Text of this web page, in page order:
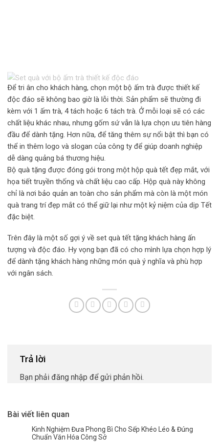
Để tri ân cho khách hàng, chọn một bộ ấm trà được thiết kế
độc đáo sẽ không bao giờ là lỗi thời. Sản phẩm sẽ thường đi
kèm với 1 ấm trà, 4 tách hoặc 6 tách trà. Ở mỗi loại sẽ có các
chất liệu khác nhau, nhưng gốm sứ vẫn là lựa chọn ưu tiên hàng
đầu để dành tặng. Hơn nữa, để tăng thêm sự nổi bật thì bạn có
thể in thêm logo và slogan của công ty để giúp doanh nghiệp
dễ dàng quảng bá thương hiệu.
Bộ quà tặng được đóng gói trong một hộp quà tết đẹp mắt, với
họa tiết truyền thống và chất liệu cao cấp. Hộp quà này không
chỉ là nơi bảo quản an toàn cho sản phẩm mà còn là một món
quà trang trí đẹp mắt có thể giữ lại như một kỷ niệm của dịp Tết
đặc biệt.
Trên đây là một số gợi ý về set quà tết tặng khách hàng ấn
tượng và độc đáo. Hy vọng bạn đã có cho mình lựa chọn hợp lý
để dành tặng khách hàng những món quà ý nghĩa và phù hợp
với ngân sách.
Trả lời
Bạn phải đăng nhập để gửi phản hồi.
Bài viết liên quan
Kinh Nghiệm Đưa Phong Bì Cho Sếp Khéo Léo & Đúng
Chuẩn Văn Hóa Công Sở